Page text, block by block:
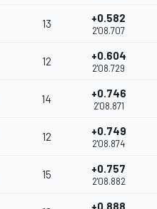
13 +0.582
2'08.707
12 +0.604
2'08.729
14 +0.746
2'08.871
12 +0.749
2'08.874
15 +0.757
2'08.882
+0.888